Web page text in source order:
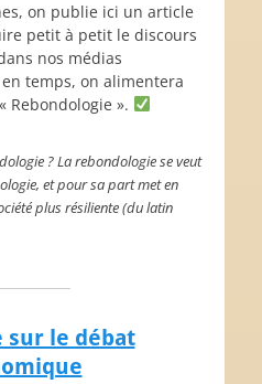
on publie ici un article
petit à petit le discours
nos médias
temps, on alimentera
Rebondologie ».
? La rebondologie se veut
et pour sa part met en
plus résiliente (du latin
sur le débat